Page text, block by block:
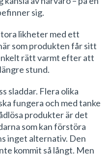
sig.
likheter med ett
som produkten får sitt
rätt varmt efter att
stund.
sladdar. Flera olika
fungera och med tanke
produkter är det
som kan förstöra
inget alternativ. Den
kommit så långt. Men